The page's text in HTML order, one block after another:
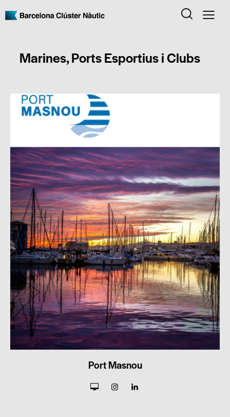
Marines, Ports Esportius i Clubs
Port Masnou